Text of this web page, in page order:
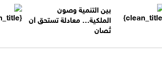
بين التنمية وصون
الملكية… معادلة تستحق أن
تُصان